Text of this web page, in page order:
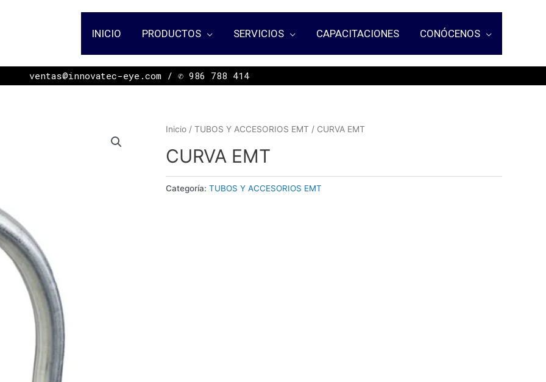
INICIO PRODUCTOS SERVICIOS CAPACITACIONES CONÓCENOS
ㅤㅤㅤㅤㅤㅤㅤㅤㅤㅤㅤㅤㅤㅤㅤㅤㅤㅤㅤㅤㅤㅤㅤㅤㅤㅤㅤㅤㅤㅤㅤㅤㅤㅤㅤㅤㅤㅤㅤ ventas@innovatec-eye.com / ✆ 986 788 414
Inicio / TUBOS Y ACCESORIOS EMT / CURVA EMT
CURVA EMT
Categoría: TUBOS Y ACCESORIOS EMT